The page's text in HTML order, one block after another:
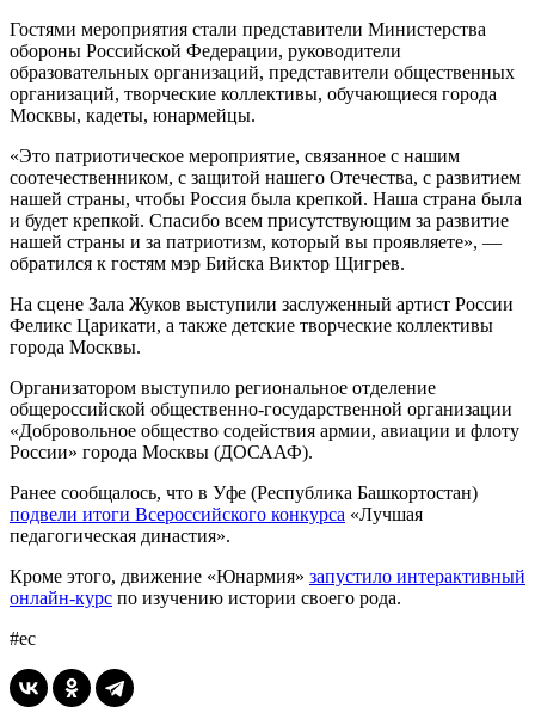
Гостями мероприятия стали представители Министерства
обороны Российской Федерации, руководители
образовательных организаций, представители общественных
организаций, творческие коллективы, обучающиеся города
Москвы, кадеты, юнармейцы.
«Это патриотическое мероприятие, связанное с нашим
соотечественником, с защитой нашего Отечества, с развитием
нашей страны, чтобы Россия была крепкой. Наша страна была
и будет крепкой. Спасибо всем присутствующим за развитие
нашей страны и за патриотизм, который вы проявляете», —
обратился к гостям мэр Бийска Виктор Щигрев.
На сцене Зала Жуков выступили заслуженный артист России
Феликс Царикати, а также детские творческие коллективы
города Москвы.
Организатором выступило региональное отделение
общероссийской общественно-государственной организации
«Добровольное общество содействия армии, авиации и флоту
России» города Москвы (ДОСААФ).
Ранее сообщалось, что в Уфе (Республика Башкортостан)
подвели итоги Всероссийского конкурса «Лучшая
педагогическая династия».
Кроме этого, движение «Юнармия» запустило интерактивный
онлайн-курс по изучению истории своего рода.
#ес